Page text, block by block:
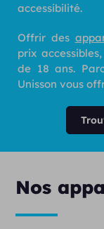
accessibilité.
Offrir des
prix
de 18 ans.
Unisson vous
Nos